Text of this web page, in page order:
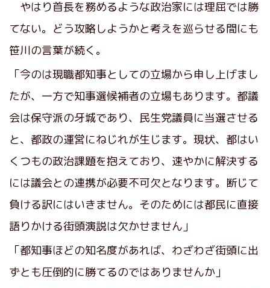
やはり首長を務めるような政治家には理屈では勝
てない。どう攻略しようかと考えを巡らせる間にも
笹川の言葉が続く。
「今のは現職都知事としての立場から申し上げまし
たが、一方で知事選候補者の立場もあります。都議
会は保守派の牙城であり、民生党議員に当選させる
と、都政の運営にねじれが生じます。現状、都はい
くつもの政治課題を抱えており、速やかに解決する
には議会との連携が必要不可欠となります。断じて
負ける訳にはいきません。そのためには都民に直接
語りかける街頭演説は欠かせません」
「都知事ほどの知名度があれば、わざわざ街頭に出
ずとも圧倒的に勝てるのではありませんか」